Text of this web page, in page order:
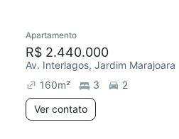
Apartamento
R$ 2.440.000
Av. Interlagos, Jardim Marajoara
160m² 3
2
Ver contato